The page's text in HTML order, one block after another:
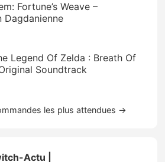
Fortune’s Weave –
Dagdanienne
Legend Of Zelda : Breath Of
Soundtrack
les plus attendues →
Actu |